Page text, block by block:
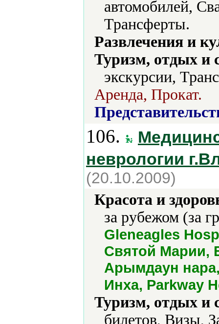
автомобилей,
Трансферты.
Развлечения и
Туризм, отдых и
экскурсии,
Аренда, Прокат.
106.
неврологии
(20.10.2009)
Красота и
за рубежом (за
Gleneagles
Святой Марии,
Арымдаун
Инха, Раrkway
Туризм, отдых и
билетов, Визы,